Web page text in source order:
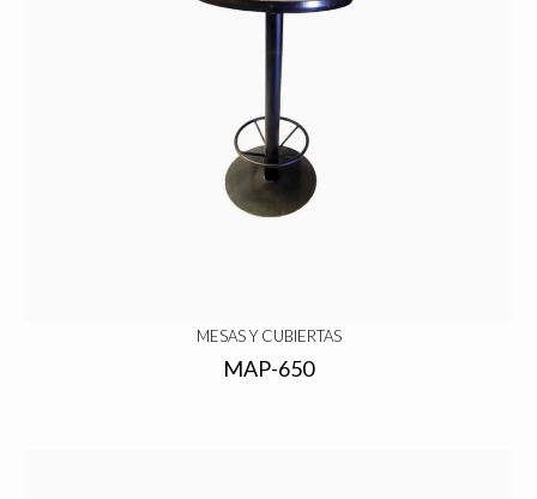
MESAS Y CUBIERTAS
MAP-650